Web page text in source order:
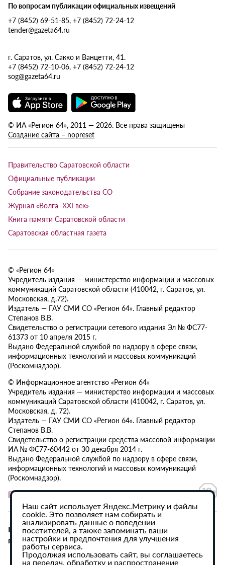
По вопросам публикации официальных извещений
+7 (8452) 69-51-85, +7 (8452) 72-24-12
tender@gazeta64.ru
г. Саратов, ул. Сакко и Ванцетти, 41.
+7 (8452) 72-10-06, +7 (8452) 72-24-12
sog@gazeta64.ru
© ИА «Регион 64», 2011 — 2026. Все права защищены
Создание сайта – nopreset
Правительство Саратовской области
Официальные публикации
Собрание законодательства СО
Журнал «Волга XXI век»
Книга памяти Саратовской области
Саратовская областная газета
© «Регион 64»
Учредитель издания — министерство информации и массовых
коммуникаций Саратовской области (410042, г. Саратов, ул.
Московская, д.72).
Издатель — ГАУ СМИ СО «Регион 64». Главный редактор
Степанов В.В.
Свидетельство о регистрации сетевого издания Эл № ФС77-
61373 от 10 апреля 2015 г.
Выдано Федеральной службой по надзору в сфере связи,
информационных технологий и массовых коммуникаций
(Роскомнадзор).
© Информационное агентство «Регион 64»
Учредитель издания — министерство информации и массовых
коммуникаций Саратовской области (410042, г. Саратов, ул.
Московская, д. 72).
Издатель — ГАУ СМИ СО «Регион 64». Главный редактор
Степанов В.В.
Свидетельство о регистрации средства массовой информации
ИА № ФС77-60442 от 30 декабря 2014 г.
Выдано Федеральной службой по надзору в сфере связи,
информационных технологий и массовых коммуникаций
(Роскомнадзор).
Политика в отношении обработки персональных данных
При использовании материалов сайта активная
гиперссылка на ИА «Регион 64» обязательна.
Наш сайт использует Яндекс.Метрику и файлы
cookie. Это позволяет нам собирать и
анализировать данные о поведении
посетителей, а также запоминать ваши
настройки и предпочтения для улучшения
работы сервиса.
Продолжая использовать сайт, вы соглашаетесь
на передач, обработку и распространение